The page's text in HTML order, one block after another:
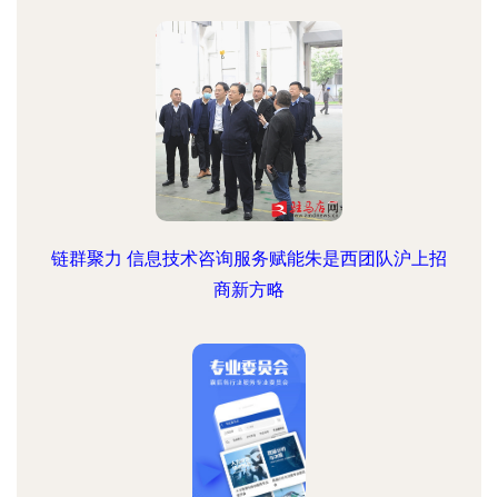
链群聚力 信息技术咨询服务赋能朱是西团队沪上招
商新方略